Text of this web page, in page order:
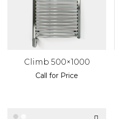
Climb 500×1000
Call for Price